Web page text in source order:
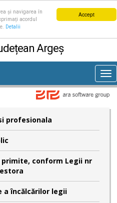
Accept
și navigarea în
acordul
Detalii
Argeș
profesionala
conform Legii nr
a încălcărilor legii